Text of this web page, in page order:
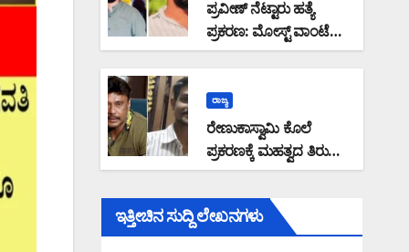
ಪ್ರವೀಣ್ ನೆಟ್ಟಾರು ಹತ್ಯೆ
ಪ್ರಕರಣ: ಮೋಸ್ಟ್ ವಾಂಟೆಡ್
ಆರೋಪಿ ಉಮರ್ ಫಾರೂಕ್
ರಾಜ್ಯ
ರೇಣುಕಾಸ್ವಾಮಿ ಕೊಲೆ
ಪ್ರಕರಣಕ್ಕೆ ಮಹತ್ವದ ತಿರುವು :
ಮಾಫಿ ಸಾಕ್ಷಿಯನ್ನಾಗಿ
ಪರಿಗಣಿಸುವಂತೆ ಕೋರಿ
ಅರ್ಜಿ ಸಲ್ಲಿಸಿದ ಆರೋಪಿ
ಪ್ರದೋಶ್: ನಟ ದರ್ಶನ್ ಗೆ
ಇತ್ತೀಚಿನ ಸುದ್ದಿ ಲೇಖನಗಳು